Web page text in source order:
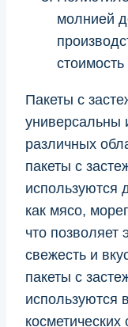
молнией
Пакеты с
универсальны
различных
пакеты с
используются
как мясо,
что позволяет
свежесть и
пакеты с
используются
косметических